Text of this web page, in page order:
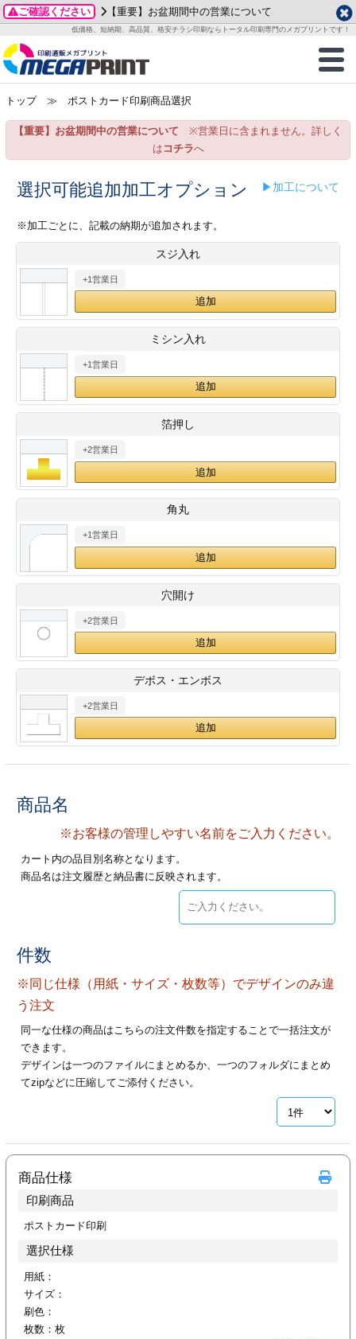
ご確認ください 【重要】お盆期間中の営業について
低価格、短納期、高品質、格安チラシ印刷ならトータル印刷専門のメガプリントです！
商品一覧
グッズ
ステッカー
ックカード印刷
業ツール印刷
＆盛り上げ印刷
ご利用ガイド
お客様へ
いて
方法
/送料について
刷
カード印刷
ックカード名刺
ムカード
型マル型印刷
ード印刷
刷
印刷
印刷
フォルダー
ファイル印刷
ァイル印刷
印刷
リーブ印刷
加工
データ作成ガイド
成前に
ガイド
加工指示ガイド
テンプレート
ード印刷
名刺印刷
ックカード
ード印刷
形マル型
印刷
刷
名刺印刷
印刷
ムカード印刷
フォルダー
ファイル印刷
ァイル印刷
印刷
リーブ
ー印刷
一覧
わせ
り
プル請求
2026年 8月
月
火 水 木 金
土
1
3
4 5 6 7
8
15
24
25 26 27
29
土
1
2 3
9 10 11
12
14
15 16 17 18
19
26
28
29 30
・・休業日
トップ≫ ポストカード印刷商品選択
【重要】お盆期間中の営業について ※営業日に含まれません。詳しく
は コチラへ
選択可能追加加工オプション ▶加工について
※加工ごとに、記載の納期が追加されます。
スジ入れ
+1営業日
ミシン入れ
+1営業日
箔押し
+2営業日
角丸
+1営業日
穴開け
+2営業日
デボス・エンボス
+2営業日
商品名
※お客様の管理しやすい名前をご入力ください。
カート内の品目別名称となります。
商品名は注文履歴と納品書に反映されます。
件数
※同じ仕様（用紙・サイズ・枚数等）でデザインのみ違
う注文
同一な仕様の商品はこちらの注文件数を指定することで一括注文が
できます。
デザインは一つのファイルにまとめるか、一つのフォルダにまとめ
てzipなどに圧縮してご添付ください。
商品仕様
印刷商品
ポストカード印刷
選択仕様
用紙：
サイズ：
刷色：
枚数： 枚